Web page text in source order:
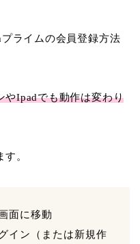
ライムの会員登録方法
やIpadでも動作は変わり
。
面に移動
イン（または新規作